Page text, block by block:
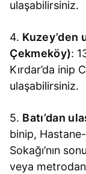
ulaşabilirsiniz.
4. Kuzey’den
Çekmeköy):
Kırdar’da inip
ulaşabilirsiniz.
5. Batı’dan
binip,
Sokağı’nın
veya